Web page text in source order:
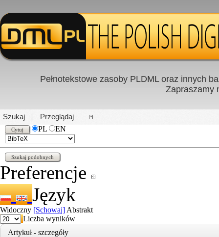
PL|EN
Pełnotekstowe zasoby PLDML oraz innych
Zapraszamy
Szukaj
Przeglądaj
PL
EN
Preferencje
Język
Widoczny [Schowaj] Abstrakt
Liczba wyników
Artykuł - szczegóły